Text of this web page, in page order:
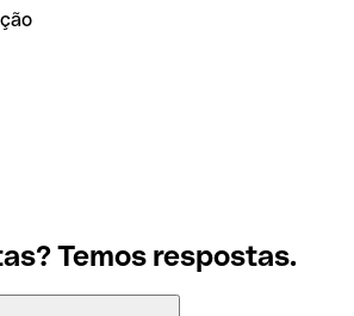
Temos respostas.